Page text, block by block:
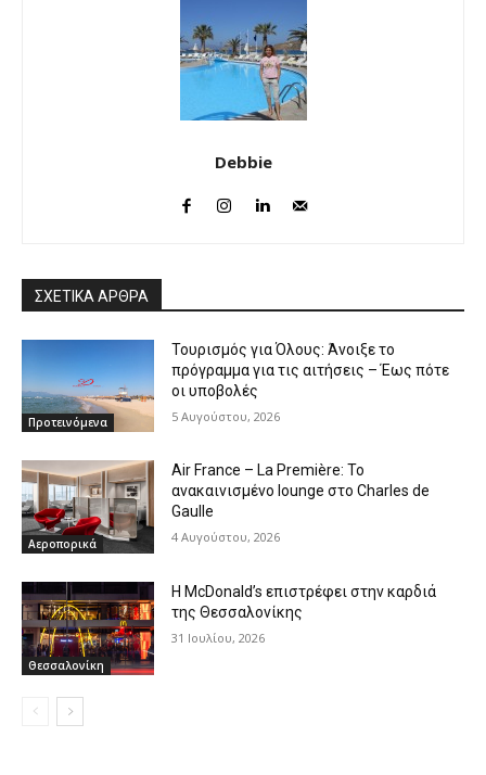
Debbie
ΣΧΕΤΙΚΑ ΑΡΘΡΑ
Προτεινόμενα
Τουρισμός για Όλους: Άνοιξε το
πρόγραμμα για τις αιτήσεις – Έως πότε
οι υποβολές
5 Αυγούστου, 2026
Αεροπορικά
Air France – La Première: Το
ανακαινισμένο lounge στο Charles de
Gaulle
4 Αυγούστου, 2026
Θεσσαλονίκη
Η McDonald’s επιστρέφει στην καρδιά
της Θεσσαλονίκης
31 Ιουλίου, 2026